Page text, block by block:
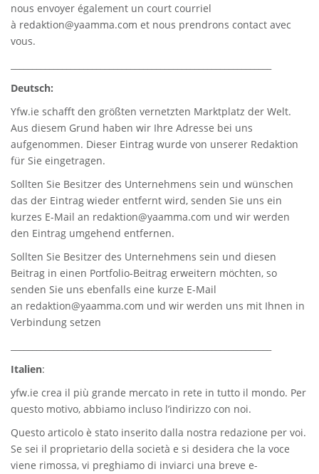
nous envoyer également un court courriel
à redaktion@yaamma.com et nous prendrons contact avec
vous.
Deutsch:
Yfw.ie schafft den größten vernetzten Marktplatz der Welt.
Aus diesem Grund haben wir Ihre Adresse bei uns
aufgenommen. Dieser Eintrag wurde von unserer Redaktion
für Sie eingetragen.
Sollten Sie Besitzer des Unternehmens sein und wünschen
das der Eintrag wieder entfernt wird, senden Sie uns ein
kurzes E-Mail an redaktion@yaamma.com und wir werden
den Eintrag umgehend entfernen.
Sollten Sie Besitzer des Unternehmens sein und diesen
Beitrag in einen Portfolio-Beitrag erweitern möchten, so
senden Sie uns ebenfalls eine kurze E-Mail
an redaktion@yaamma.com und wir werden uns mit Ihnen in
Verbindung setzen
Italien:
yfw.ie crea il più grande mercato in rete in tutto il mondo. Per
questo motivo, abbiamo incluso l’indirizzo con noi.
Questo articolo è stato inserito dalla nostra redazione per voi.
Se sei il proprietario della società e si desidera che la voce
viene rimossa, vi preghiamo di inviarci una breve e-